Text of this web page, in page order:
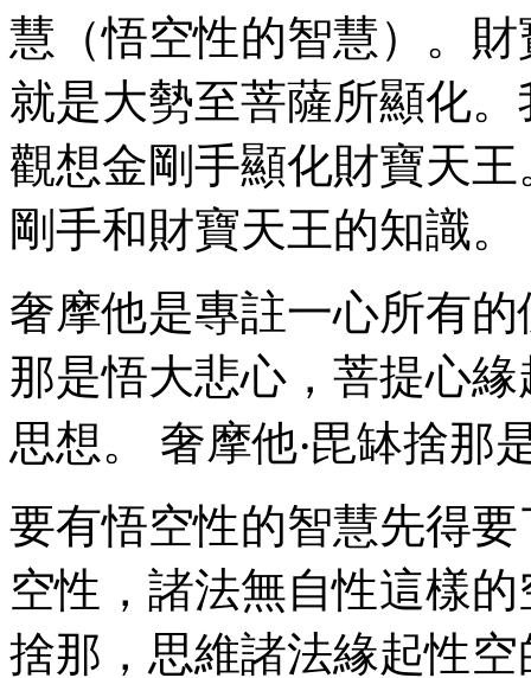
慧（悟空性的智慧）。
就是大勢至菩薩所顯化
觀想金剛手顯化財寶天
剛手和財寶天王的知識。
奢摩他是專註一心所有
那是悟大悲心，菩提心
思想。 奢摩他‧毘缽捨那
要有悟空性的智慧先得
空性，諸法無自性這樣
捨那，思維諸法緣起性